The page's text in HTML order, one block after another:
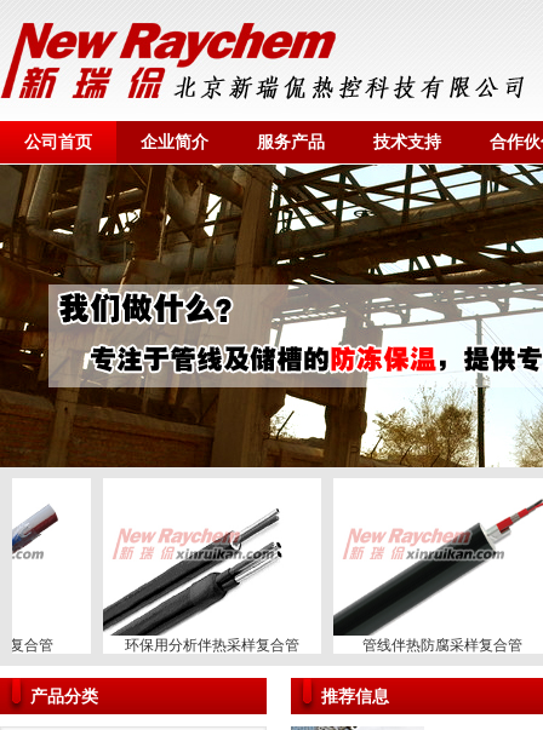
公司首页 企业简介 服务产品 技术支持 合作
合管 环保用分析伴热采样复合管 管线伴热防腐采样复合管
产品分类 推荐信息